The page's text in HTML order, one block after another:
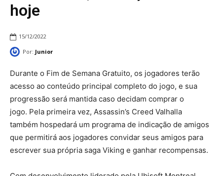
hoje
15/12/2022
Por: Junior
Durante o Fim de Semana Gratuito, os jogadores terão
acesso ao conteúdo principal completo do jogo, e sua
progressão será mantida caso decidam comprar o
jogo. Pela primeira vez, Assassin’s Creed Valhalla
também hospedará um programa de indicação de amigos
que permitirá aos jogadores convidar seus amigos para
escrever sua própria saga Viking e ganhar recompensas.